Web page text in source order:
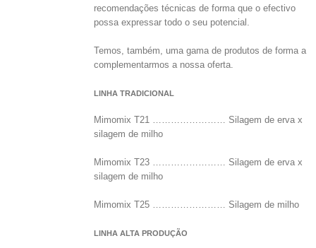
recomendações técnicas de forma que o efectivo
possa expressar todo o seu potencial.
Temos, também, uma gama de produtos de forma a
complementarmos a nossa oferta.
LINHA TRADICIONAL
Mimomix T21 …………………… Silagem de erva x
silagem de milho
Mimomix T23 …………………… Silagem de erva x
silagem de milho
Mimomix T25 …………………… Silagem de milho
LINHA ALTA PRODUÇÃO